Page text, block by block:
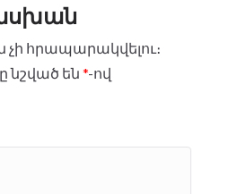
չի հրապարակվելու։
են *-ով